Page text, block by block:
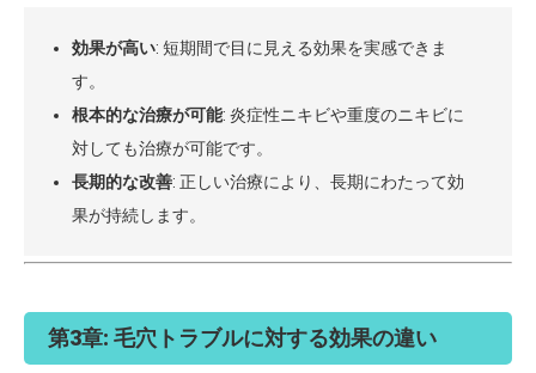
効果が高い: 短期間で目に見える効果を実感できま
す。
根本的な治療が可能: 炎症性ニキビや重度のニキビに
対しても治療が可能です。
長期的な改善: 正しい治療により、長期にわたって効
果が持続します。
第3章: 毛穴トラブルに対する効果の違い